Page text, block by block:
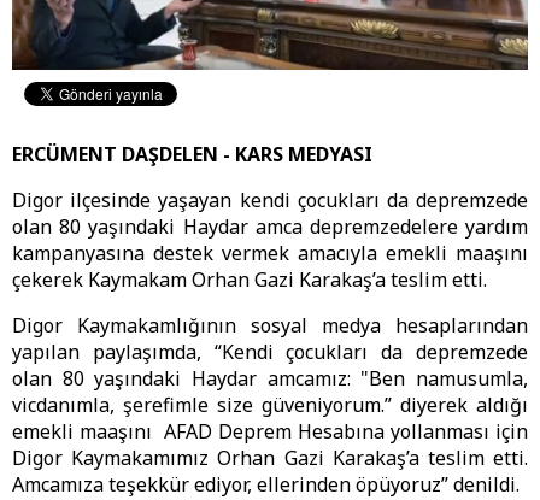
ERCÜMENT DAŞDELEN - KARS MEDYASI
Digor ilçesinde yaşayan kendi çocukları da depremzede
olan 80 yaşındaki Haydar amca depremzedelere yardım
kampanyasına destek vermek amacıyla emekli maaşını
çekerek Kaymakam Orhan Gazi Karakaş’a teslim etti.
Digor Kaymakamlığının sosyal medya hesaplarından
yapılan paylaşımda, “Kendi çocukları da depremzede
olan 80 yaşındaki Haydar amcamız: "Ben namusumla,
vicdanımla, şerefimle size güveniyorum.” diyerek aldığı
emekli maaşını AFAD Deprem Hesabına yollanması için
Digor Kaymakamımız Orhan Gazi Karakaş’a teslim etti.
Amcamıza teşekkür ediyor, ellerinden öpüyoruz” denildi.